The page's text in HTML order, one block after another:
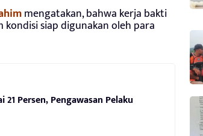
mengatakan, bahwa kerja bakti
siap digunakan oleh para
21 Persen, Pengawasan Pelaku